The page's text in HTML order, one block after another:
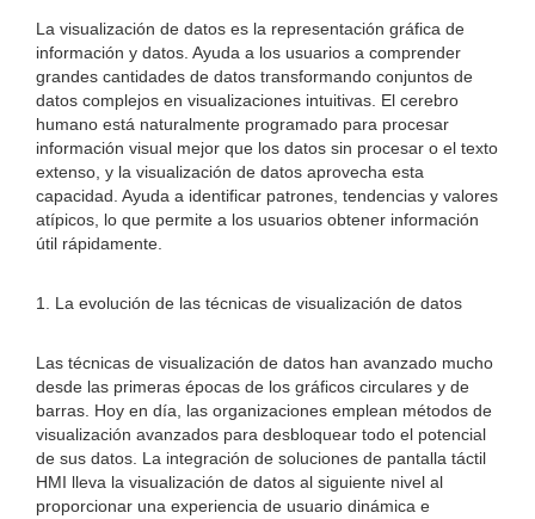
La visualización de datos es la representación gráfica de
información y datos. Ayuda a los usuarios a comprender
grandes cantidades de datos transformando conjuntos de
datos complejos en visualizaciones intuitivas. El cerebro
humano está naturalmente programado para procesar
información visual mejor que los datos sin procesar o el texto
extenso, y la visualización de datos aprovecha esta
capacidad. Ayuda a identificar patrones, tendencias y valores
atípicos, lo que permite a los usuarios obtener información
útil rápidamente.
1. La evolución de las técnicas de visualización de datos
Las técnicas de visualización de datos han avanzado mucho
desde las primeras épocas de los gráficos circulares y de
barras. Hoy en día, las organizaciones emplean métodos de
visualización avanzados para desbloquear todo el potencial
de sus datos. La integración de soluciones de pantalla táctil
HMI lleva la visualización de datos al siguiente nivel al
proporcionar una experiencia de usuario dinámica e